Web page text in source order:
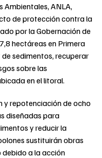
Ambientales, ANLA,
de protección contra la
por la Gobernación de
hectáreas en Primera
sedimentos, recuperar
sobre las
en el litoral.
y repotenciación de ocho
diseñadas para
y reducir la
sustituirán obras
a la acción